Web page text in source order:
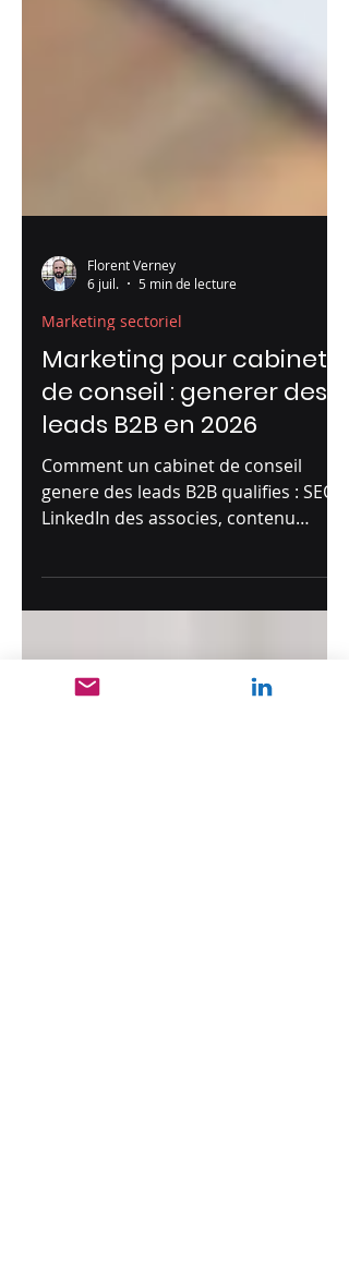
Florent Verney
6 juil.
5 min de lecture
Marketing sectoriel
Marketing pour cabinets
de conseil : generer des
leads B2B en 2026
Comment un cabinet de conseil
erreurs a eviter.